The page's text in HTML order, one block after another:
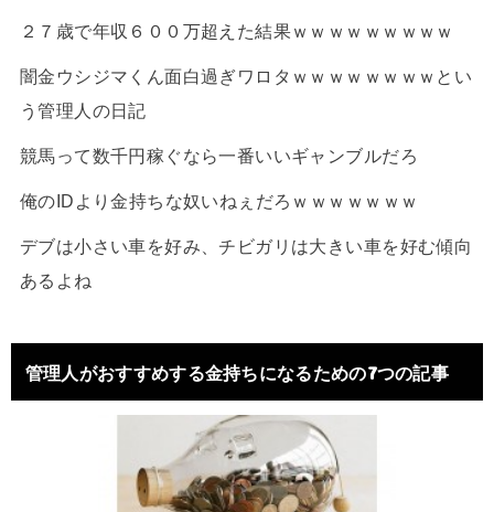
２７歳で年収６００万超えた結果ｗｗｗｗｗｗｗｗｗ
闇金ウシジマくん面白過ぎワロタｗｗｗｗｗｗｗｗとい
う管理人の日記
競馬って数千円稼ぐなら一番いいギャンブルだろ
俺のIDより金持ちな奴いねぇだろｗｗｗｗｗｗｗ
デブは小さい車を好み、チビガリは大きい車を好む傾向
あるよね
管理人がおすすめする金持ちになるための7つの記事